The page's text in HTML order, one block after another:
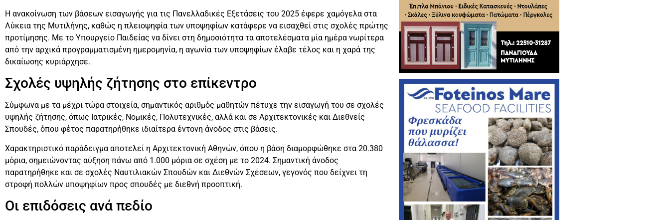
Η ανακοίνωση των βάσεων εισαγωγής για τις Πανελλαδικές Εξετάσεις του 2025 έφερε χαμόγελα στα
Λύκεια της Μυτιλήνης, καθώς η πλειοψηφία των υποψηφίων κατάφερε να εισαχθεί στις σχολές πρώτης
προτίμησης. Με το Υπουργείο Παιδείας να δίνει στη δημοσιότητα τα αποτελέσματα μία ημέρα νωρίτερα
από την αρχικά προγραμματισμένη ημερομηνία, η αγωνία των υποψηφίων έλαβε τέλος και η χαρά της
δικαίωσης κυριάρχησε.
Σχολές υψηλής ζήτησης στο επίκεντρο
Σύμφωνα με τα μέχρι τώρα στοιχεία, σημαντικός αριθμός μαθητών πέτυχε την εισαγωγή του σε σχολές
υψηλής ζήτησης, όπως Ιατρικές, Νομικές, Πολυτεχνικές, αλλά και σε Αρχιτεκτονικές και Διεθνείς
Σπουδές, όπου φέτος παρατηρήθηκε ιδιαίτερα έντονη άνοδος στις βάσεις.
Χαρακτηριστικό παράδειγμα αποτελεί η Αρχιτεκτονική Αθηνών, όπου η βάση διαμορφώθηκε στα 20.380
μόρια, σημειώνοντας αύξηση πάνω από 1.000 μόρια σε σχέση με το 2024. Σημαντική άνοδος
παρατηρήθηκε και σε σχολές Ναυτιλιακών Σπουδών και Διεθνών Σχέσεων, γεγονός που δείχνει τη
στροφή πολλών υποψηφίων προς σπουδές με διεθνή προοπτική.
Οι επιδόσεις ανά πεδίο